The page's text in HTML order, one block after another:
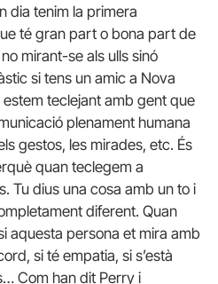
dia tenim la primera
té gran part o bona part de
mirant-se als ulls sinó
si tens un amic a Nova
teclejant amb gent que
plenament humana
gestos, les mirades, etc. És
quan teclegem a
Tu dius una cosa amb un to i
diferent. Quan
aquesta persona et mira amb
si té empatia, si s’està
Com han dit Perry i